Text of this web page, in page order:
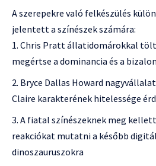
A szerepekre való felkészülés
jelentett a színészek számára:
Chris Pratt állatidomárokkal
megértse a dominancia és a
Bryce Dallas Howard
Claire karakterének hitelessége
A fiatal színészeknek meg
reakciókat mutatni a később
dinoszauruszokra